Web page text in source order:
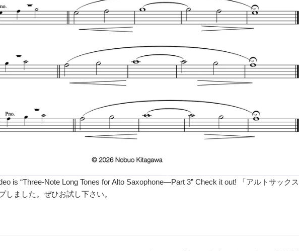
is “Three-Note Long Tones for Alto Saxophone—Part 3” Check it out! 「アルトサッ
しました。ぜひお試し下さい。